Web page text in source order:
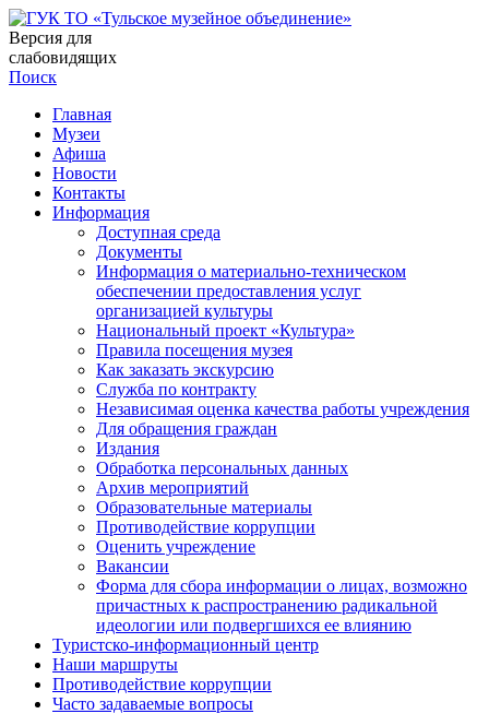
Версия для
слабовидящих
Поиск
Главная
Музеи
Афиша
Новости
Контакты
Информация
Доступная среда
Документы
Информация о материально-техническом
обеспечении предоставления услуг
организацией культуры
Национальный проект «Культура»
Правила посещения музея
Как заказать экскурсию
Служба по контракту
Независимая оценка качества работы учреждения
Для обращения граждан
Издания
Обработка персональных данных
Архив мероприятий
Образовательные материалы
Противодействие коррупции
Оценить учреждение
Вакансии
Форма для сбора информации о лицах, возможно
причастных к распространению радикальной
идеологии или подвергшихся ее влиянию
Туристско-информационный центр
Наши маршруты
Противодействие коррупции
Часто задаваемые вопросы